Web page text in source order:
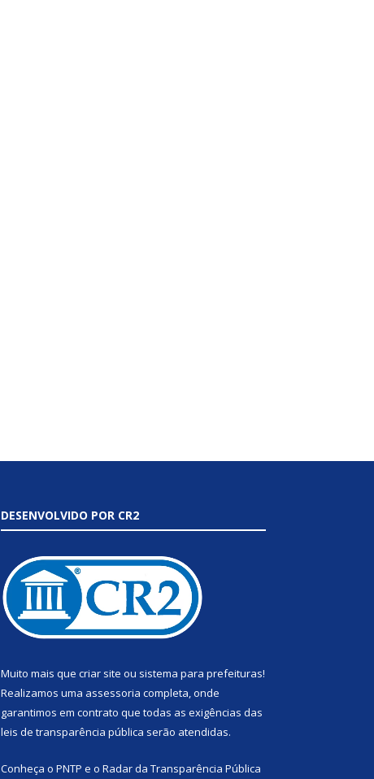
DESENVOLVIDO POR CR2
Muito mais que criar site ou sistema para prefeituras!
Realizamos uma assessoria completa, onde
garantimos em contrato que todas as exigências das
leis de transparência pública serão atendidas.
Conheça o PNTP e o Radar da Transparência Pública